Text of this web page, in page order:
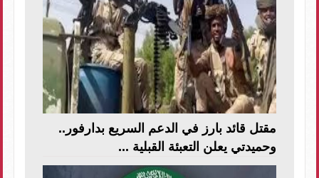
مقتل قائد بارز في الدعم السريع بدارفور..
وحميدتي يعلن التعبئة القبلية ...